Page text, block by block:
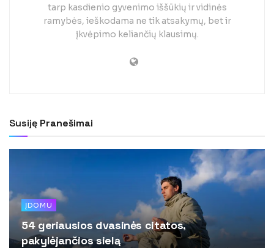
tarp kasdienio gyvenimo iššūkių ir vidinės
ramybės, ieškodama ne tik atsakymų, bet ir
įkvėpimo keliančių klausimų.
Susiję Pranešimai
ĮDOMU
54 geriausios dvasinės citatos,
pakylėjančios sielą